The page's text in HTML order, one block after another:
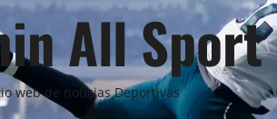
All Sport
web de noticias Deportivas